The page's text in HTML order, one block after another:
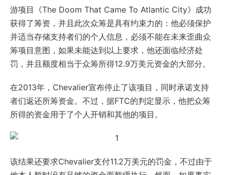
游项目《The Doom That Came To Atlantic City》成功
获得了筹资，并且此次众筹是具有约束力的：他必须保护
并适当存储支持者们的个人信息，必须不能在未来歪曲众
筹项目意图，如果未能达到以上要求，他还面临经济处
罚，并且额度相当于众筹所得12.9万美元资金的大部分。
在2013年，Chevalier宣布停止了该项目，同时承诺支持
者们返还所筹资金。不过，据FTC的判定显示，他把众筹
所得的资金用于了个人开销和其他的项目。
该结果还要求Chevalier支付11.2万美元的罚金，不过由于